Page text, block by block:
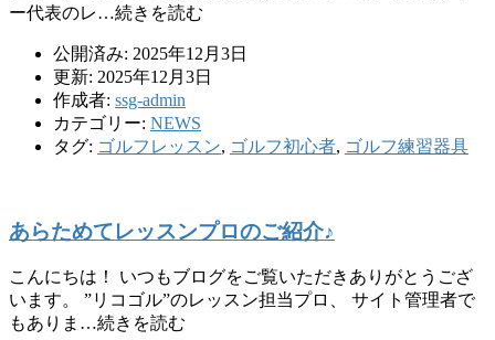
ー代表のレ…続きを読む
公開済み: 2025年12月3日
更新: 2025年12月3日
作成者: ssg-admin
カテゴリー: NEWS
タグ: ゴルフレッスン, ゴルフ初心者, ゴルフ練習器具
あらためてレッスンプロのご紹介♪
こんにちは！ いつもブログをご覧いただきありがとうござ
います。 ”リコゴル”のレッスン担当プロ、 サイト管理者で
もありま…続きを読む